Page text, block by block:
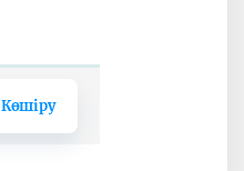
Көшіру